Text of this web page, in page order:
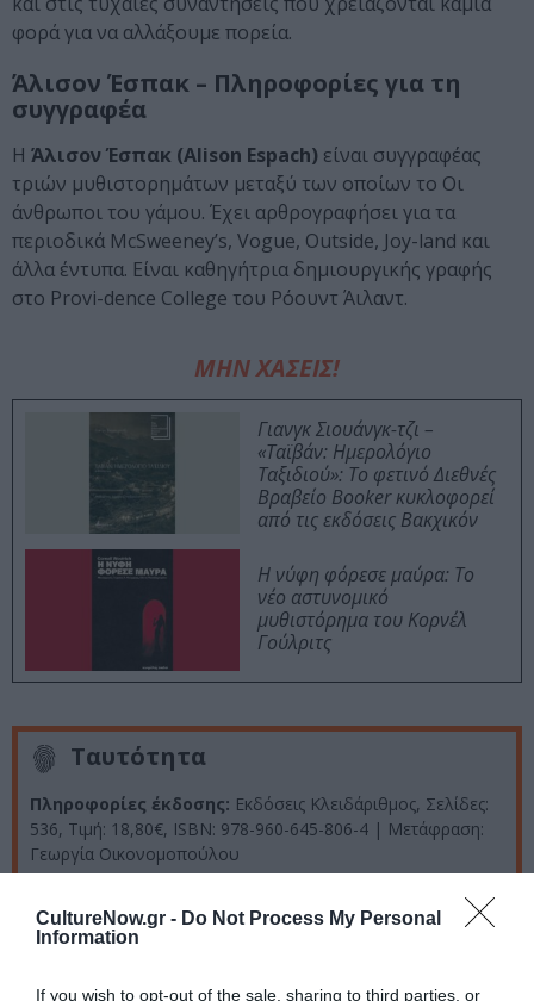
CultureNow.gr - Do Not Process My Personal
Information
If you wish to opt-out of the sale, sharing to third parties, or
φορά για να αλλάξουμε πορεία.
Άλισον Έσπακ – Πληροφορίες για τη
συγγραφέα
Η Άλισον Έσπακ (Alison Espach) είναι συγγραφέας
τριών μυθιστορημάτων μεταξύ των οποίων το Οι
άνθρωποι του γάμου. Έχει αρθρογραφήσει για τα
περιοδικά McSweeney’s, Vogue, Outside, Joy-land και
άλλα έντυπα. Είναι καθηγήτρια δημιουργικής γραφής
στο Provi-dence College του Ρόουντ Άιλαντ.
ΜΗΝ ΧΑΣΕΙΣ!
Γιανγκ Σιουάνγκ-τζι –
«Ταϊβάν: Ημερολόγιο
Ταξιδιού»: Το φετινό Διεθνές
Βραβείο Booker κυκλοφορεί
από τις εκδόσεις Βακχικόν
Η νύφη φόρεσε μαύρα: Το
νέο αστυνομικό
μυθιστόρημα του Κορνέλ
Γούλριτς
Ταυτότητα
Πληροφορίες έκδοσης: Εκδόσεις Κλειδάριθμος, Σελίδες:
536, Τιμή: 18,80€, ISBN: 978-960-645-806-4 | Μετάφραση:
Γεωργία Οικονομοπούλου
Ακολουθήστε το Culturenow.gr στοGoogle Newsκαι
μάθετε πρώτοι όλες τις ειδήσεις